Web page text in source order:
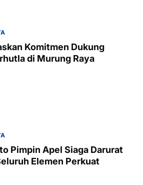
Komitmen Dukung
di Murung Raya
Pimpin Apel Siaga Darurat
Elemen Perkuat